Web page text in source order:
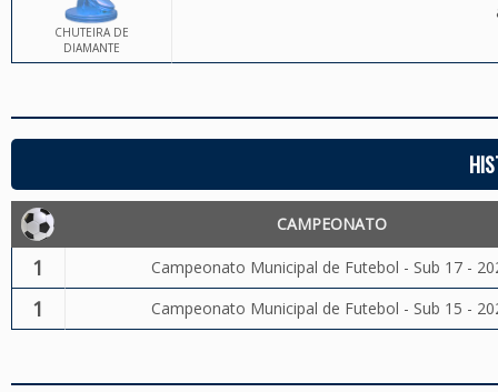
CHUTEIRA DE
DIAMANTE
CAMPEONATO
1 Campeonato Municipal de Futebol - Sub 17 -
1 Campeonato Municipal de Futebol - Sub 15 -